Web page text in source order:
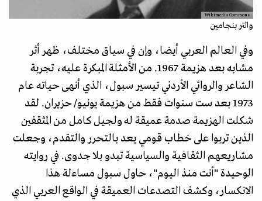
Wikimedia Commons
والتر بنجامين
وفي العالم العربي أيضا، وإن في سياق مختلف، ظهر أثر
مشابه بعد هزيمة 1967. من الأمثلة المبكرة عليه، تجربة
الشاعر والروائي الأردني تيسير سبول، الذي أنهى حياته عام
1973 بعد ست سنوات فقط من هزيمة يونيو/ حزيران. لقد
شكلت الهزيمة صدمة عميقة له ولجيل كامل من المثقفين
الذين تربوا على خطاب قومي يعد بالتحرر والتقدم، وجعلت
مشاريعهم الثقافية والسياسية تبدو بلا جدوى. في روايته
الوحيدة "أنت منذ اليوم"، حاول سبول مساءلة هذا
الانكسار، وكشف التصدعات العميقة في الواقع العربي الذي